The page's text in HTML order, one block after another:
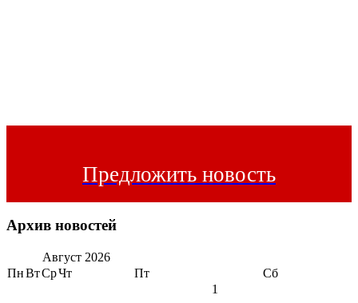
Предложить новость
Архив новостей
Август 2026
ПнВтСрЧт Пт Сб
1